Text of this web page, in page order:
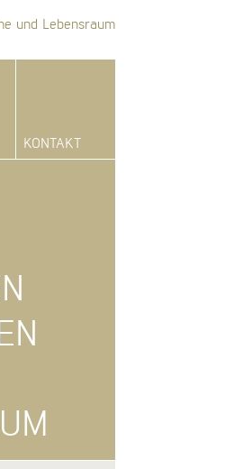
und Lebensraum
KONTAKT